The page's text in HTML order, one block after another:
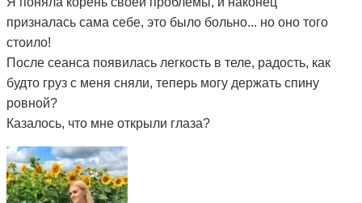
призналась сама себе, это было больно... но оно того
стоило!
После сеанса появилась легкость в теле, радость, как
будто груз с меня сняли, теперь могу держать спину
ровной?
Казалось, что мне открыли глаза?